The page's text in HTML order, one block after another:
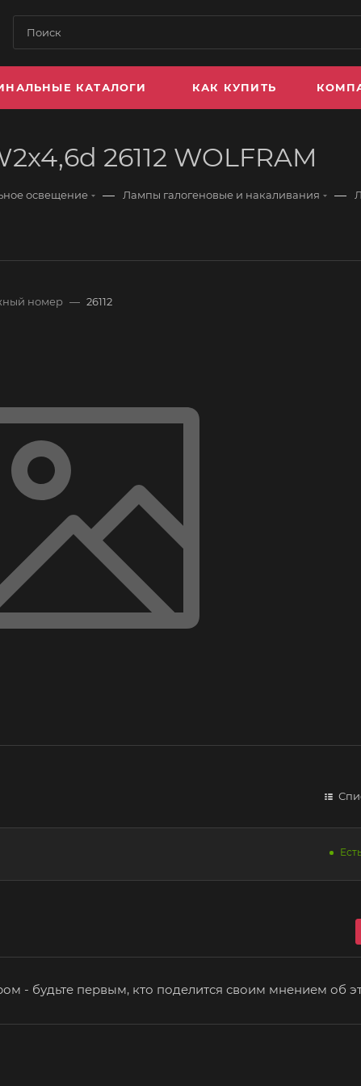
КАТАЛОГИ КАК КУПИТЬ
26112 WOLFRAM
освещение — Лампы галогеновые и накаливания —
номер — 26112
- будьте первым, кто поделится своим мнением об